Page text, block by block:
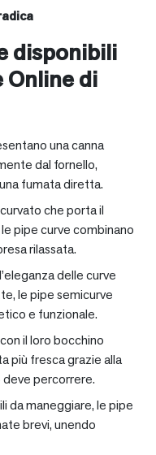
disponibili
Online di
una canna
dal fornello,
fumata diretta.
che porta il
pipe curve combinano
rilassata.
delle curve
le pipe semicurve
e funzionale.
il loro bocchino
più fresca grazie alla
percorrere.
da maneggiare, le pipe
brevi, unendo